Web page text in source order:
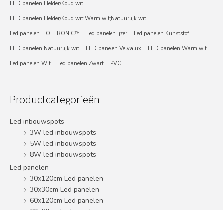
LED panelen Helder/Koud wit
LED panelen Helder/Koud wit;Warm wit;Natuurlijk wit
Led panelen HOFTRONIC™
Led panelen Ijzer
Led panelen Kunststof
LED panelen Natuurlijk wit
LED panelen Velvalux
LED panelen Warm wit
Led panelen Wit
Led panelen Zwart PVC
Productcategorieën
Led inbouwspots
3W led inbouwspots
5W led inbouwspots
8W led inbouwspots
Led panelen
30x120cm Led panelen
30x30cm Led panelen
60x120cm Led panelen